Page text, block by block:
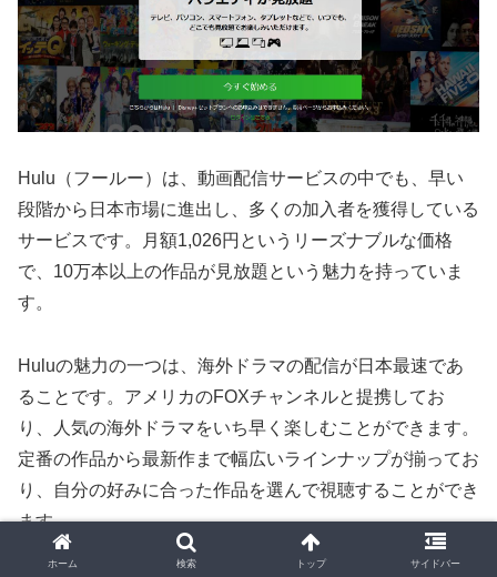
Hulu（フールー）は、動画配信サービスの中でも、早い
段階から日本市場に進出し、多くの加入者を獲得している
サービスです。月額1,026円というリーズナブルな価格
で、10万本以上の作品が見放題という魅力を持っていま
す。
Huluの魅力の一つは、海外ドラマの配信が日本最速であ
ることです。アメリカのFOXチャンネルと提携してお
り、人気の海外ドラマをいち早く楽しむことができます。
定番の作品から最新作まで幅広いラインナップが揃ってお
り、自分の好みに合った作品を選んで視聴することができ
ます。
ホーム 検索 トップ サイドバー